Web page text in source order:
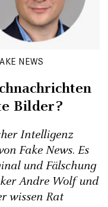
NEWS
Bilder?
Intelligenz
Fake News. Es
und Fälschung
Andre Wolf und
wissen Rat